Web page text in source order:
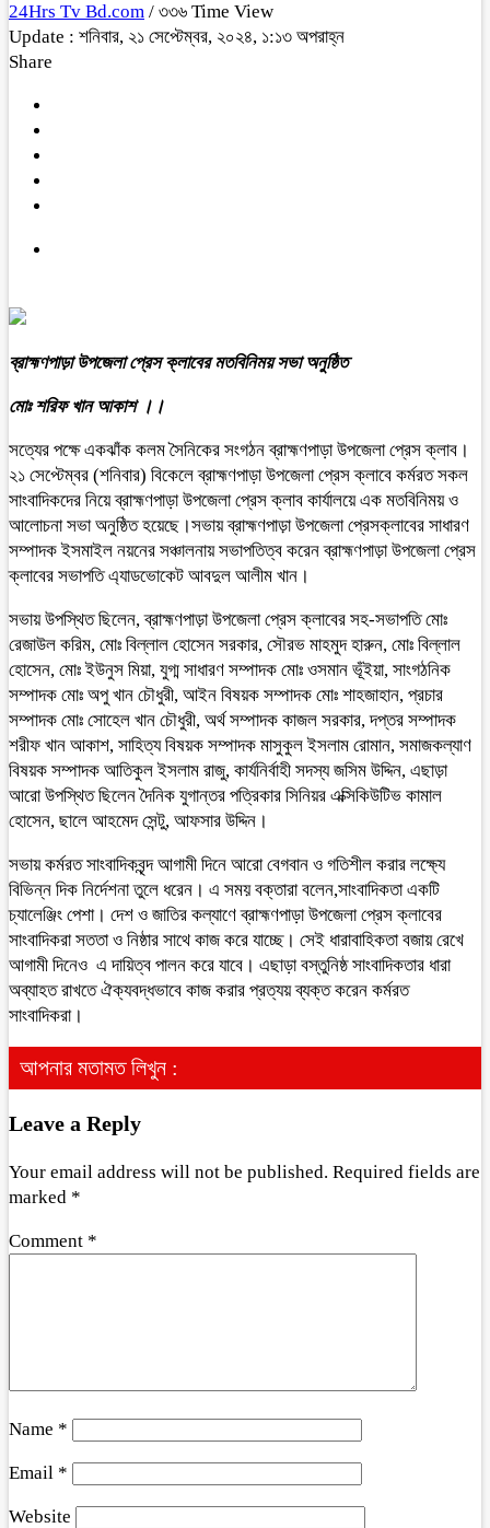
24Hrs Tv Bd.com / ৩৩৬ Time View
Update : শনিবার, ২১ সেপ্টেম্বর, ২০২৪, ১:১৩ অপরাহ্ন
Share
ব্রাহ্মণপাড়া উপজেলা প্রেস ক্লাবের মতবিনিময় সভা অনুষ্ঠিত
মোঃ শরিফ খান আকাশ ।।
সত্যের পক্ষে একঝাঁক কলম সৈনিকের সংগঠন ব্রাহ্মণপাড়া উপজেলা প্রেস ক্লাব।
২১ সেপ্টেম্বর (শনিবার) বিকেলে ব্রাহ্মণপাড়া উপজেলা প্রেস ক্লাবে কর্মরত সকল
সাংবাদিকদের নিয়ে ব্রাহ্মণপাড়া উপজেলা প্রেস ক্লাব কার্যালয়ে এক মতবিনিময় ও
আলোচনা সভা অনুষ্ঠিত হয়েছে।সভায় ব্রাহ্মণপাড়া উপজেলা প্রেসক্লাবের সাধারণ
সম্পাদক ইসমাইল নয়নের সঞ্চালনায় সভাপতিত্ব করেন ব্রাহ্মণপাড়া উপজেলা প্রেস
ক্লাবের সভাপতি এ্যাডভোকেট আবদুল আলীম খান।
সভায় উপস্থিত ছিলেন, ব্রাহ্মণপাড়া উপজেলা প্রেস ক্লাবের সহ-সভাপতি মোঃ
রেজাউল করিম, মোঃ বিল্লাল হোসেন সরকার, সৌরভ মাহমুদ হারুন, মোঃ বিল্লাল
হোসেন, মোঃ ইউনুস মিয়া, যুগ্ম সাধারণ সম্পাদক মোঃ ওসমান ভূঁইয়া, সাংগঠনিক
সম্পাদক মোঃ অপু খান চৌধুরী, আইন বিষয়ক সম্পাদক মোঃ শাহজাহান, প্রচার
সম্পাদক মোঃ সোহেল খান চৌধুরী, অর্থ সম্পাদক কাজল সরকার, দপ্তর সম্পাদক
শরীফ খান আকাশ, সাহিত্য বিষয়ক সম্পাদক মাসুকুল ইসলাম রোমান, সমাজকল্যাণ
বিষয়ক সম্পাদক আতিকুল ইসলাম রাজু, কার্যনির্বাহী সদস্য জসিম উদ্দিন, এছাড়া
আরো উপস্থিত ছিলেন দৈনিক যুগান্তর পত্রিকার সিনিয়র এক্সিকিউটিভ কামাল
হোসেন, ছালে আহমেদ সেন্টু, আফসার উদ্দিন।
সভায় কর্মরত সাংবাদিকবৃন্দ আগামী দিনে আরো বেগবান ও গতিশীল করার লক্ষ্যে
বিভিন্ন দিক নির্দেশনা তুলে ধরেন। এ সময় বক্তারা বলেন,সাংবাদিকতা একটি
চ্যালেঞ্জিং পেশা। দেশ ও জাতির কল্যাণে ব্রাহ্মণপাড়া উপজেলা প্রেস ক্লাবের
সাংবাদিকরা সততা ও নিষ্ঠার সাথে কাজ করে যাচ্ছে। সেই ধারাবাহিকতা বজায় রেখে
আগামী দিনেও এ দায়িত্ব পালন করে যাবে। এছাড়া বস্তুনিষ্ঠ সাংবাদিকতার ধারা
অব্যাহত রাখতে ঐক্যবদ্ধভাবে কাজ করার প্রত্যয় ব্যক্ত করেন কর্মরত
সাংবাদিকরা।
আপনার মতামত লিখুন :
Leave a Reply
Your email address will not be published. Required fields are
marked *
Comment *
Name *
Email *
Website